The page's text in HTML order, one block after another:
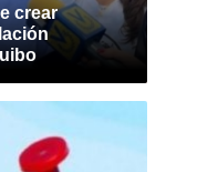
crear